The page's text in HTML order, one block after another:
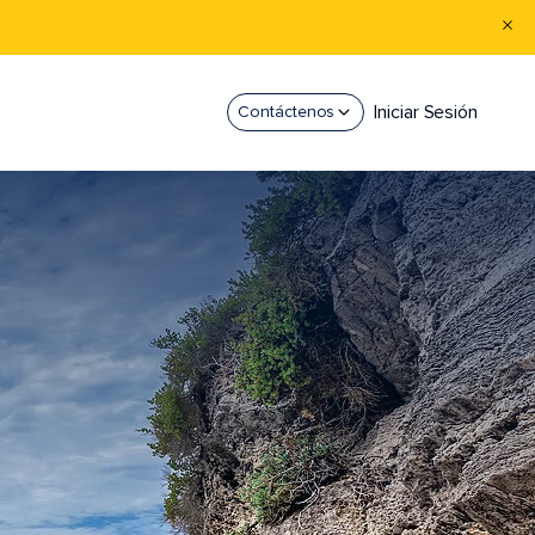
Contáctenos Iniciar Sesión